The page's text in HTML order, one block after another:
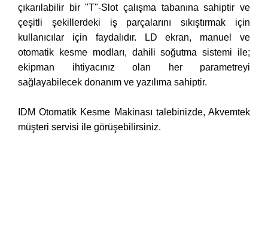
çıkarılabilir bir "T"-Slot çalışma tabanına sahiptir ve
çeşitli şekillerdeki iş parçalarını sıkıştırmak için
kullanıcılar için faydalıdır. LD ekran, manuel ve
otomatik kesme modları, dahili soğutma sistemi ile;
ekipman ihtiyacınız olan her parametreyi
sağlayabilecek donanım ve yazılıma sahiptir.
IDM Otomatik Kesme Makinası talebinizde, Akvemtek
müşteri servisi ile görüşebilirsiniz.